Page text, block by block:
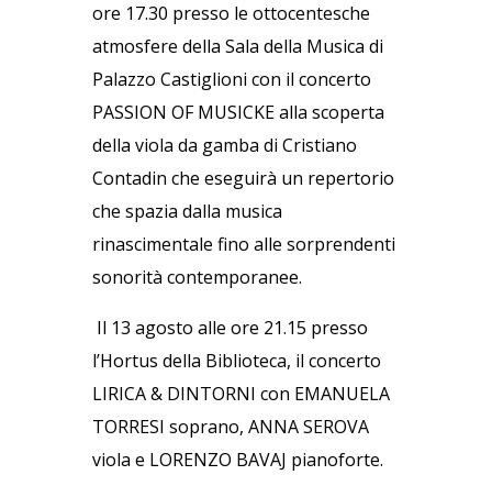
ore 17.30 presso le ottocentesche
atmosfere della Sala della Musica di
Palazzo Castiglioni con il concerto
PASSION OF MUSICKE alla scoperta
della viola da gamba di Cristiano
Contadin che eseguirà un repertorio
che spazia dalla musica
rinascimentale fino alle sorprendenti
sonorità contemporanee.
Il 13 agosto alle ore 21.15 presso
l’Hortus della Biblioteca, il concerto
LIRICA & DINTORNI con EMANUELA
TORRESI soprano, ANNA SEROVA
viola e LORENZO BAVAJ pianoforte.